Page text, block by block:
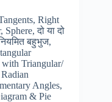
Right
दो या दो
बहुभुज,
with Triangular/
Angles,
& Pie